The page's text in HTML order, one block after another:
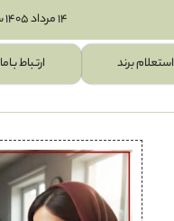
14 مرداد 1405 ساعت :7:26 ب.ظ
استعلام برند ارتـباط بـاما